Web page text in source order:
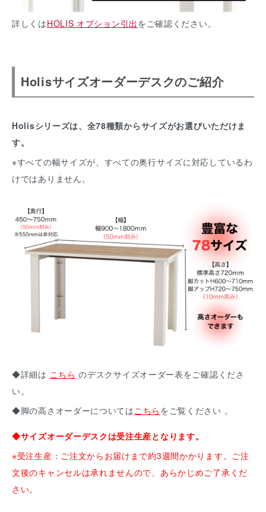
詳しくはHOLIS オプション引出 をご確認ください。
Holisサイズオーダーデスクのご紹介
Holisシリーズは、全78種類からサイズがお選びいただけま
す。
※すべての幅サイズが、すべての奥行サイズに対応しているわ
けではありません。
◆詳細は こちら のデスクサイズオーダー表をご確認くださ
い。
◆脚の高さオーダーについては こちら をご覧ください 。
◆サイズオーダーデスクは受注生産となります。
※受注生産：ご注文からお届けまで約3週間かかります。ご注
文後のキャンセルは承れませんので、あらかじめご了承くだ
さい。